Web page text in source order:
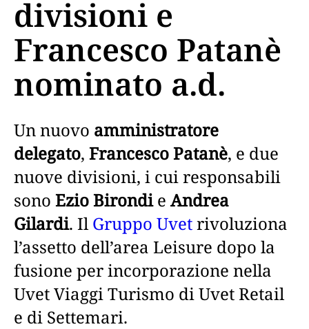
divisioni e
Francesco Patanè
nominato a.d.
Un nuovo amministratore
delegato, Francesco Patanè, e due
nuove divisioni, i cui responsabili
sono Ezio Birondie Andrea
Gilardi. IlGruppo Uvetrivoluziona
l’assetto dell’area Leisure dopo la
fusione per incorporazione nella
Uvet Viaggi Turismo di Uvet Retail
e di Settemari.